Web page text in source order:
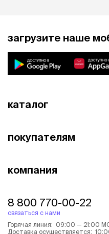
загрузите наше
каталог
покупателям
компания
8 800 770-00-22
связаться с нами
Горячая линия: 09:00 — 21:00
Доставка осуществляется: